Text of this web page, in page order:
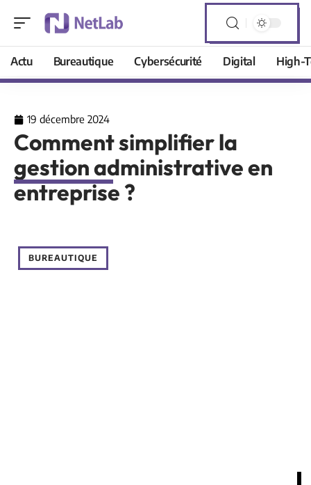
Actu Bureautique Cybersécurité Digital High-
19 décembre 2024
Comment simplifier la
gestion administrative en
entreprise ?
BUREAUTIQUE